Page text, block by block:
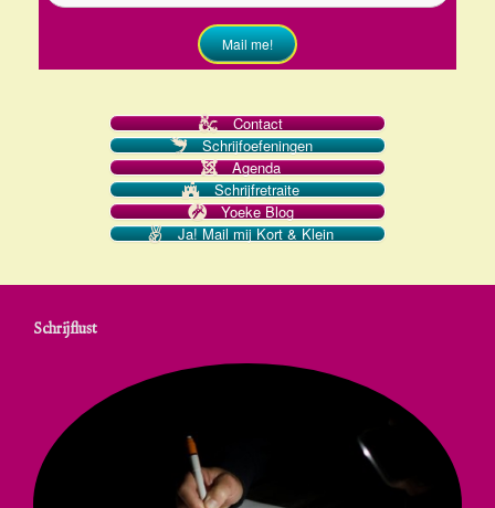
Mail me!
Contact
Schrijfoefeningen
Agenda
Schrijfretraite
Yoeke Blog
Ja! Mail mij Kort & Klein
Schrijflust